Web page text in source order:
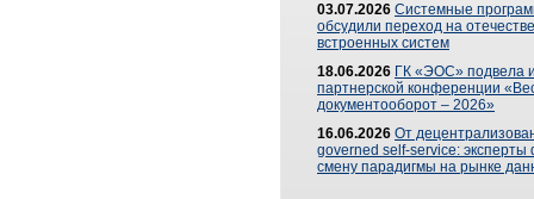
03.07.2026 Системные
обсудили переход на
встроенных систем
18.06.2026 ГК «ЭОС» подвела
партнерской конференции
документооборот – 2026»
16.06.2026 От
governed self-service: эксперты
смену парадигмы на рынке